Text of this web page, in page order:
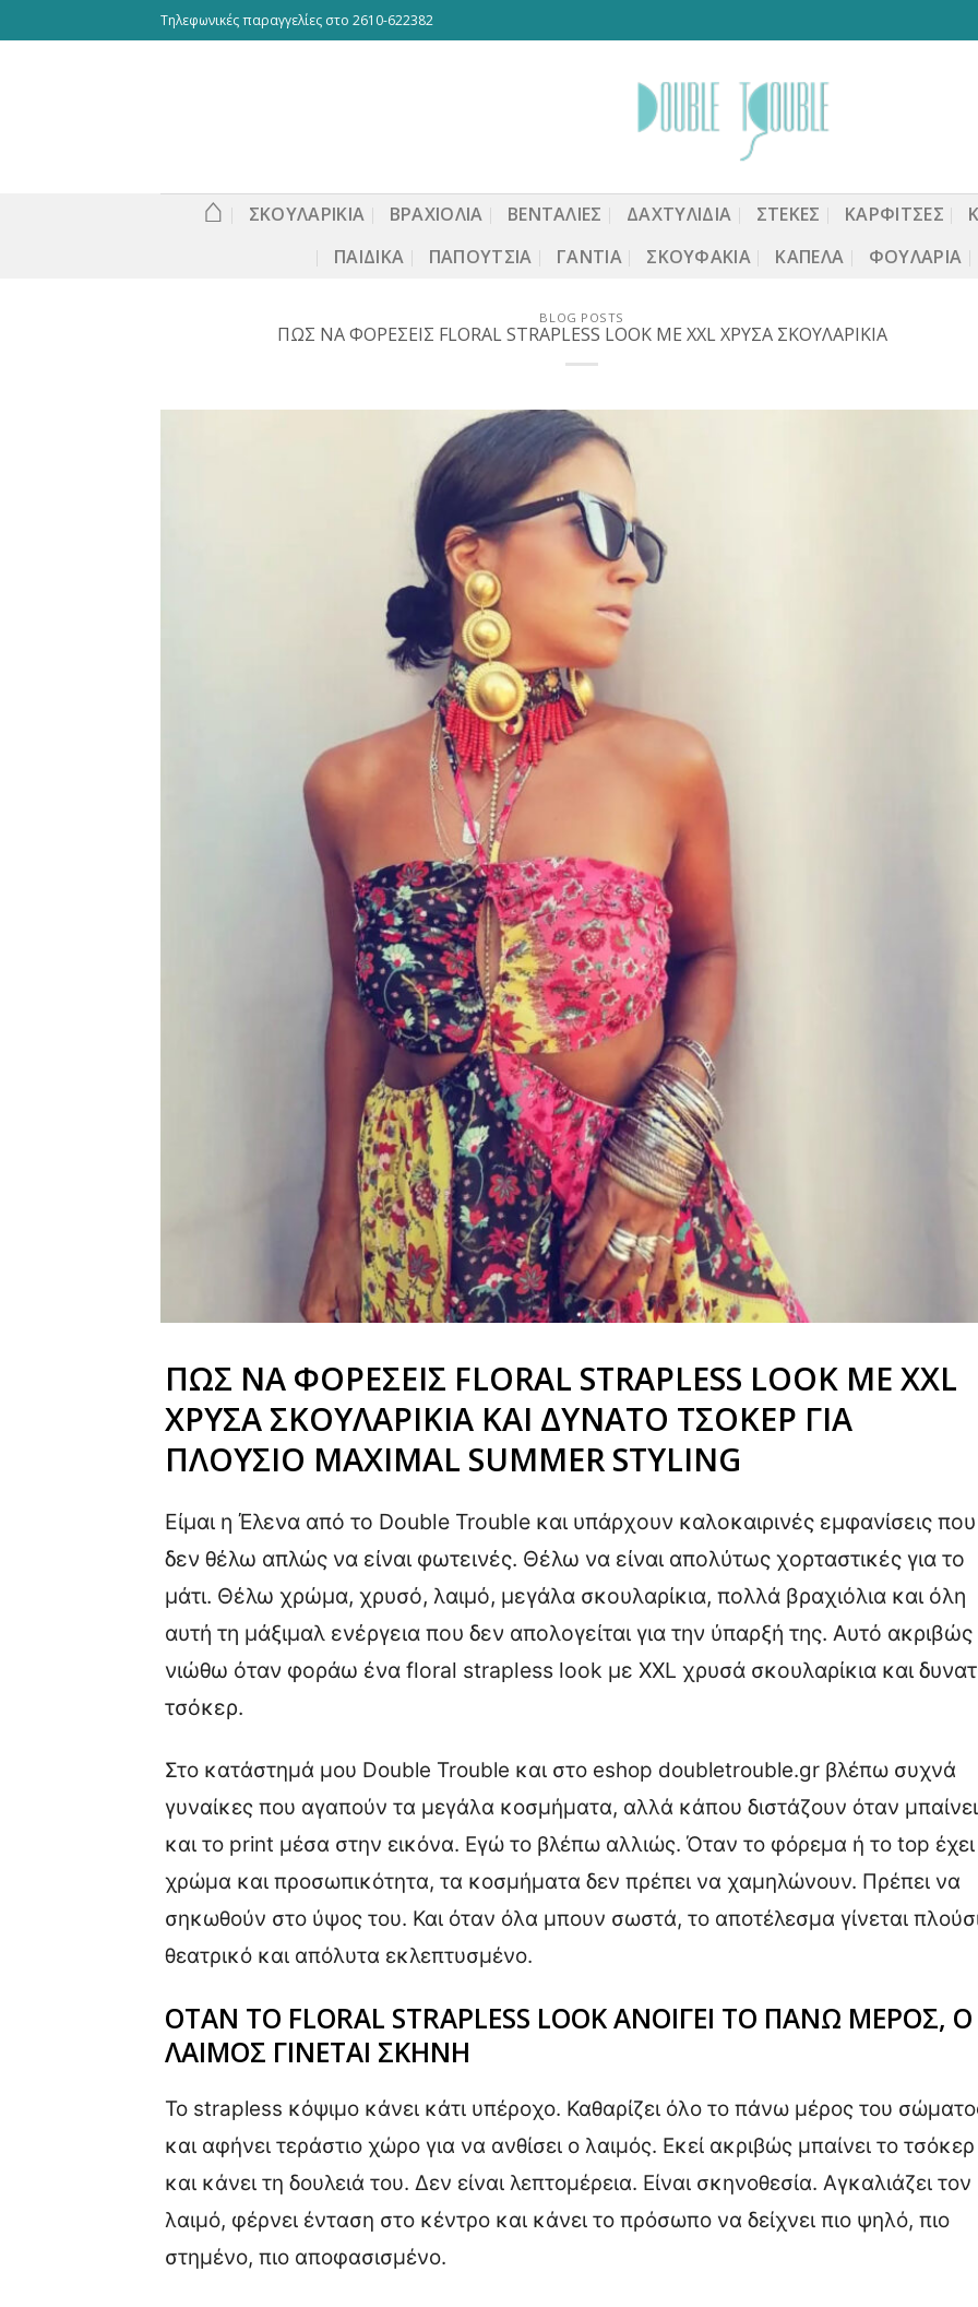
to
Τηλεφωνικές παραγγελίες στο 2610-622382
⌂ ΣΚΟΥΛΑΡΙΚΙΑ ΒΡΑΧΙΟΛΙΑ ΒΕΝΤΆΛΙΕΣ ΔΑΧΤΥΛΙΔΙΑ ΣΤΈΚΕΣ ΚΑΡΦΙΤΣΕΣ
ΠΑΙΔΙΚΆ
ΠΑΠΟΎΤΣΙΑ ΓΆΝΤΙΑ ΣΚΟΥΦΆΚΙΑ ΚΑΠΈΛΑ ΦΟΥΛΆΡΙΑ
BLOG POSTS
ΠΩΣ ΝΑ ΦΟΡΕΣΕΙΣ FLORAL STRAPLESS LOOK ΜΕ XXL ΧΡΥΣΑ ΣΚΟΥΛΑΡΙΚΙΑ
ΠΩΣ ΝΑ ΦΟΡΕΣΕΙΣ FLORAL STRAPLESS LOOK ΜΕ XXL
ΧΡΥΣΑ ΣΚΟΥΛΑΡΙΚΙΑ ΚΑΙ ΔΥΝΑΤΟ ΤΣΟΚΕΡ ΓΙΑ
ΠΛΟΥΣΙΟ MAXIMAL SUMMER STYLING
Είμαι η Έλενα από το Double Trouble και υπάρχουν καλοκαιρινές εμφανίσεις που
δεν θέλω απλώς να είναι φωτεινές. Θέλω να είναι απολύτως χορταστικές για το
μάτι. Θέλω χρώμα, χρυσό, λαιμό, μεγάλα σκουλαρίκια, πολλά βραχιόλια και όλη
αυτή τη μάξιμαλ ενέργεια που δεν απολογείται για την ύπαρξή της. Αυτό ακριβώς
νιώθω όταν φοράω ένα floral strapless look με XXL χρυσά σκουλαρίκια και
τσόκερ.
Στο κατάστημά μου Double Trouble και στο eshop doubletrouble.gr βλέπω συχνά
γυναίκες που αγαπούν τα μεγάλα κοσμήματα, αλλά κάπου διστάζουν όταν μπαίνει
και το print μέσα στην εικόνα. Εγώ το βλέπω αλλιώς. Όταν το φόρεμα ή το top έχει
χρώμα και προσωπικότητα, τα κοσμήματα δεν πρέπει να χαμηλώνουν. Πρέπει να
σηκωθούν στο ύψος του. Και όταν όλα μπουν σωστά, το αποτέλεσμα γίνεται
θεατρικό και απόλυτα εκλεπτυσμένο.
ΟΤΑΝ ΤΟ FLORAL STRAPLESS LOOK ΑΝΟΙΓΕΙ ΤΟ ΠΑΝΩ ΜΕΡΟΣ, Ο
ΛΑΙΜΟΣ ΓΙΝΕΤΑΙ ΣΚΗΝΗ
Το strapless κόψιμο κάνει κάτι υπέροχο. Καθαρίζει όλο το πάνω μέρος του
και αφήνει τεράστιο χώρο για να ανθίσει ο λαιμός. Εκεί ακριβώς μπαίνει το τσόκερ
και κάνει τη δουλειά του. Δεν είναι λεπτομέρεια. Είναι σκηνοθεσία. Αγκαλιάζει τον
λαιμό, φέρνει ένταση στο κέντρο και κάνει το πρόσωπο να δείχνει πιο ψηλό, πιο
στημένο, πιο αποφασισμένο.